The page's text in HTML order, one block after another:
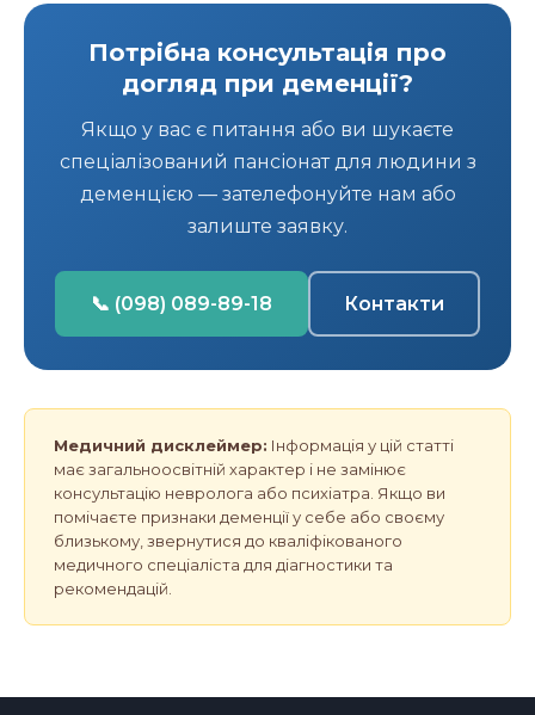
Потрібна консультація про
догляд при деменції?
Якщо у вас є питання або ви шукаєте
спеціалізований пансіонат для людини з
деменцією — зателефонуйте нам або
залиште заявку.
📞 (098) 089-89-18 Контакти
Медичний дисклеймер: Інформація у цій статті
має загальноосвітній характер і не замінює
консультацію невролога або психіатра. Якщо ви
помічаєте признаки деменції у себе або своєму
близькому, звернутися до кваліфікованого
медичного спеціаліста для діагностики та
рекомендацій.